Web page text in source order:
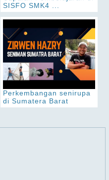
SISFO SMK4 ...
Perkembangan senirupa
di Sumatera Barat